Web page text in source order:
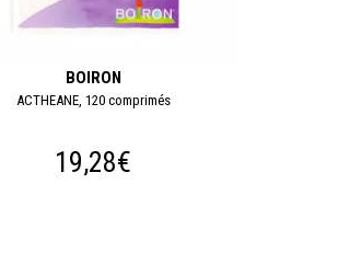
BOIRON
ACTHEANE, 120 comprimés
19,28€